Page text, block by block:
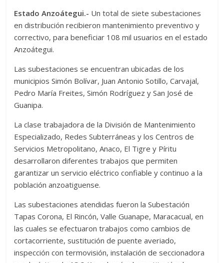
Estado Anzoátegui.- Un total de siete subestaciones
en distribución recibieron mantenimiento preventivo y
correctivo, para beneficiar 108 mil usuarios en el estado
Anzoátegui.
Las subestaciones se encuentran ubicadas de los
municipios Simón Bolívar, Juan Antonio Sotillo, Carvajal,
Pedro María Freites, Simón Rodríguez y San José de
Guanipa.
La clase trabajadora de la División de Mantenimiento
Especializado, Redes Subterráneas y los Centros de
Servicios Metropolitano, Anaco, El Tigre y Píritu
desarrollaron diferentes trabajos que permiten
garantizar un servicio eléctrico confiable y continuo a la
población anzoatiguense.
Las subestaciones atendidas fueron la Subestación
Tapas Corona, El Rincón, Valle Guanape, Maracacual, en
las cuales se efectuaron trabajos como cambios de
cortacorriente, sustitución de puente averiado,
inspección con termovisión, instalación de seccionadora